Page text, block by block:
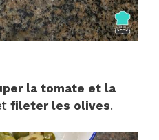
la tomate et la
fileter les olives.